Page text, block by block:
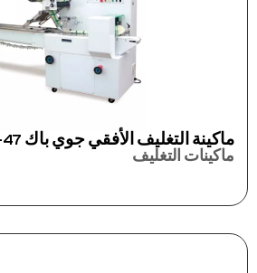
ماكينة التغليف الأفقي جوي باك CWM-47
ماكينات التغليف